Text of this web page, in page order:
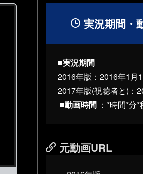
実況期間・
■実況期間
2016年版： 2016年1月
2017年版(視聴者と)：
■動画時間 ：*時間*分*
元動画URL